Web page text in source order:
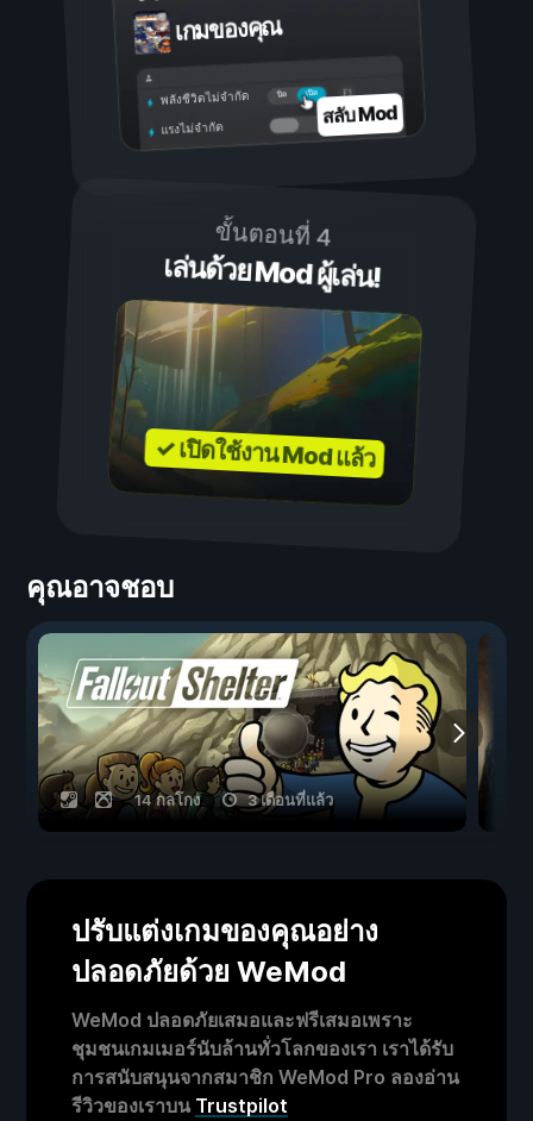
เกมของคุณ
เปิด
ปิด
พลังชีวิตไม่จำกัด
แรงไม่จำกัด สลับ Mod
ขั้นตอนที่ 4
เล่นด้วย Mod ผู้เล่น!
✓ เปิดใช้งาน Mod แล้ว
คุณอาจชอบ
14 กลโกง 3 เดือนที่แล้ว
ปรับแต่งเกมของคุณอย่าง
ปลอดภัยด้วย WeMod
WeMod ปลอดภัยเสมอและฟรีเสมอเพราะ
ชุมชนเกมเมอร์นับล้านทั่วโลกของเรา เราได้รับ
การสนับสนุนจากสมาชิก WeMod Pro ลองอ่าน
รีวิวของเราบน Trustpilot